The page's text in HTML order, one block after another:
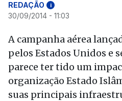
REDAÇÃO i
30/09/2014 - 11:03
A campanha aérea
pelos Estados Unidos e
parece ter tido um
organização Estado
suas principais